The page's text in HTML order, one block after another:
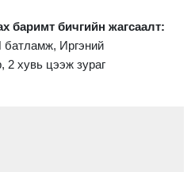
баримт бичгийн жагсаалт:
Иргэний
2 хувь цээж зураг